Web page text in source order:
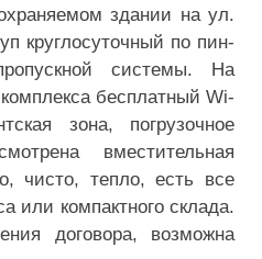
здании на ул.
круглосуточный по пин-
системы. На
бесплатный Wi-
зона, погрузочное
вместительная
чисто, тепло, есть все
или компактного склада.
договора, возможна